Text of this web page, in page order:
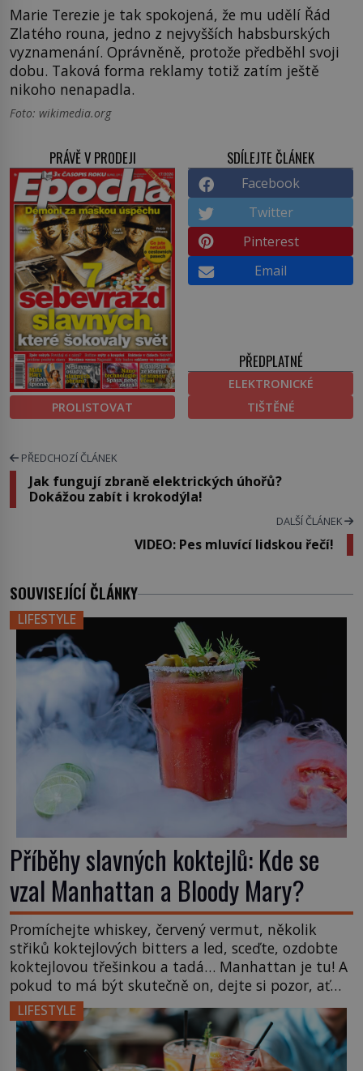
Marie Terezie je tak spokojená, že mu udělí Řád
Zlatého rouna, jedno z nejvyšších habsburských
vyznamenání. Oprávněně, protože předběhl svoji
dobu. Taková forma reklamy totiž zatím ještě
nikoho nenapadla.
Foto: wikimedia.org
PRÁVĚ V PRODEJI
PROLISTOVAT
SDÍLEJTE ČLÁNEK
Facebook
Twitter
Pinterest
Email
PŘEDPLATNÉ
ELEKTRONICKÉ
TIŠTĚNÉ
PŘEDCHOZÍ ČLÁNEK
Jak fungují zbraně elektrických úhořů?
Dokážou zabít i krokodýla!
DALŠÍ ČLÁNEK
VIDEO: Pes mluvící lidskou řečí!
SOUVISEJÍCÍ ČLÁNKY
LIFESTYLE
Příběhy slavných koktejlů: Kde se
vzal Manhattan a Bloody Mary?
Promíchejte whiskey, červený vermut, několik
střiků koktejlových bitters a led, sceďte, ozdobte
koktejlovou třešinkou a tadá… Manhattan je tu! A
pokud to má být skutečně on, dejte si pozor, ať
místo klasické americké rye whiskey či klidně
bourbonu nepoužijete skotskou whisku. Co se
stane? Inu, koktejl bude stále skvělý, ale už to
nebude Manhattan ale […]
LIFESTYLE